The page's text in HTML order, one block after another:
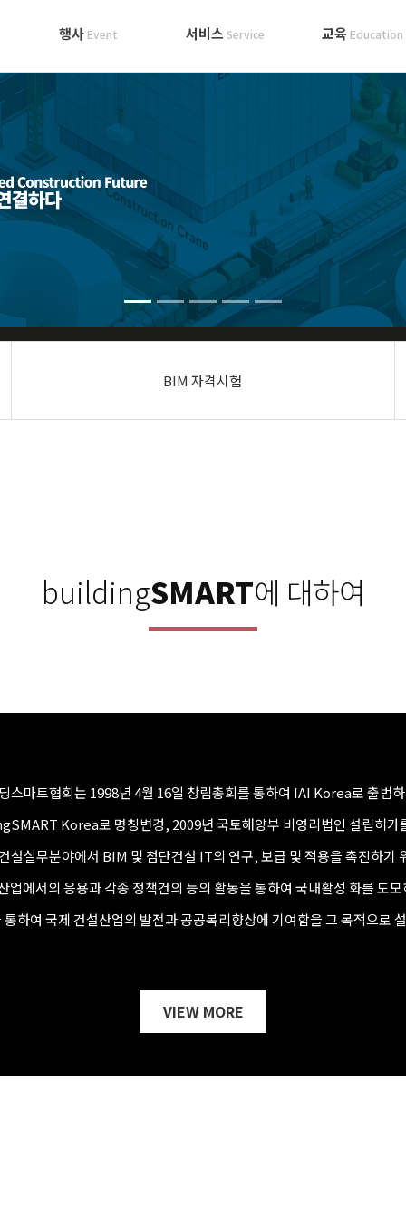
행사 Event 서비스 Service 교육 Education
BIM 자격시험
buildingSMART에 대하여
스마트협회는 1998년 4월 16일 창립총회를 통하여 IAI Korea로 출범
Korea로 명칭변경, 2009년 국토해양부 비영리법인 설립허가
설실무분야에서 BIM 및 첨단건설 IT의 연구, 보급 및 적용을 촉진하기
업에서의 응용과 각종 정책건의 등의 활동을 통하여 국내활성 화를 도
통하여 국제 건설산업의 발전과 공공복리향상에 기여함을 그 목적으로
VIEW MORE